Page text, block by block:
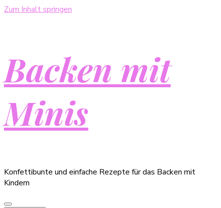
Zum Inhalt springen
Backen mit
Minis
Konfettibunte und einfache Rezepte für das Backen mit
Kindern